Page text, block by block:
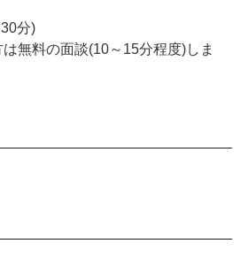
分)
無料の面談(10～15分程度)しま